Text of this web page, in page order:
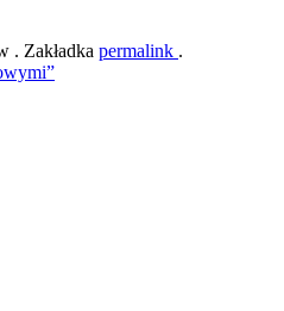
. Zakładka permalink .